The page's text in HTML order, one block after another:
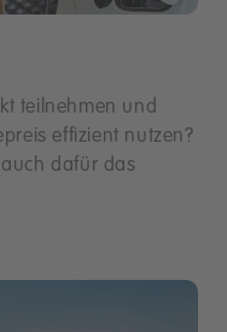
teilnehmen und
effizient nutzen?
dafür das